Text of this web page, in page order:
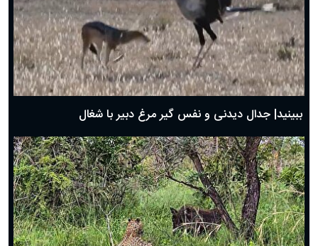
دعای روز سوم ماه مبارک رمضان؛ ۱۴ اسفند ۱۴۰۴
دعای روز دوم ماه مبارک رمضان ۱ اسفند ماه ۱۴۰۴
دعای روز اول ماه مبارک رمضان، ۳۰ بهمن ۱۴۰۴
حضرت زینب(س) چگونه از دنیا رفت؟
بهترین پیامک تبریک روز پدر ۱۴۰۴؛ جملات زیبا و صمیمانه
ببینید| جدال دیدنی و نفس گیر مرغ دبیر با شغال